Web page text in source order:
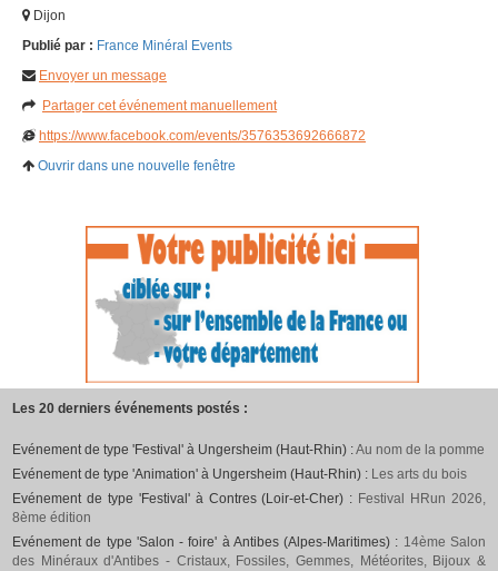
Dijon
Publié par : France Minéral Events
Envoyer un message
Partager cet événement manuellement
https://www.facebook.com/events/3576353692666872
Ouvrir dans une nouvelle fenêtre
Les 20 derniers événements postés :
Evénement de type 'Festival' à Ungersheim (Haut-Rhin) :Au nom de la pomme
Evénement de type 'Animation' à Ungersheim (Haut-Rhin) : Les arts du bois
Evénement de type 'Festival' à Contres (Loir-et-Cher) : Festival HRun 2026,
8ème édition
Evénement de type 'Salon - foire' à Antibes (Alpes-Maritimes) : 14ème Salon
des Minéraux d'Antibes - Cristaux, Fossiles, Gemmes, Météorites, Bijoux &